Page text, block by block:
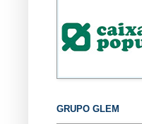
GRUPO GLEM